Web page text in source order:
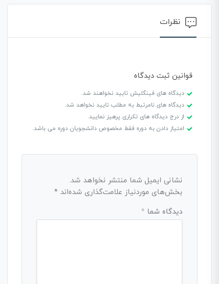
نظرات
قوانین ثبت دیدگاه
دیدگاه های فینگلیش تایید نخواهند شد.
دیدگاه های نامرتبط به مطلب تایید نخواهد شد.
از درج دیدگاه های تکراری پرهیز نمایید.
امتیاز دادن به دوره فقط مخصوص دانشجویان دوره می باشد.
نشانی ایمیل شما منتشر نخواهد شد.
بخش‌های موردنیاز علامت‌گذاری شده‌اند *
دیدگاه شما *